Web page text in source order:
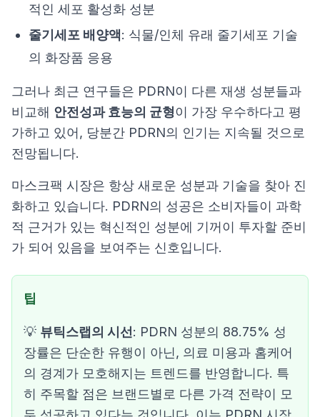
적인 세포 활성화 성분
줄기세포 배양액: 식물/인체 유래 줄기세포 기술
의 화장품 응용
그러나 최근 연구들은 PDRN이 다른 재생 성분들과
비교해 안전성과 효능의 균형이 가장 우수하다고 평
가하고 있어, 당분간 PDRN의 인기는 지속될 것으로
전망됩니다.
마스크팩 시장은 항상 새로운 성분과 기술을 찾아 진
화하고 있습니다. PDRN의 성공은 소비자들이 과학
적 근거가 있는 혁신적인 성분에 기꺼이 투자할 준비
가 되어 있음을 보여주는 신호입니다.
팁
💡 뷰틱스랩의 시선: PDRN 성분의 88.75% 성
장률은 단순한 유행이 아닌, 의료 미용과 홈케어
의 경계가 모호해지는 트렌드를 반영합니다. 특
히 주목할 점은 브랜드별로 다른 가격 전략이 모